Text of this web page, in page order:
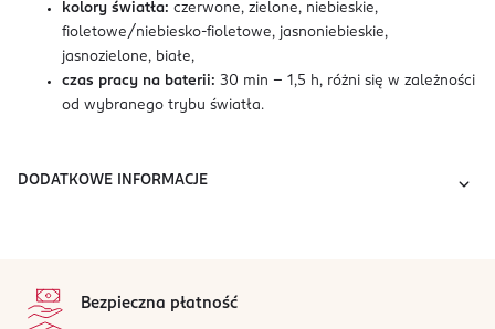
kolory światła: czerwone, zielone, niebieskie,
fioletowe/niebiesko-fioletowe, jasnoniebieskie,
jasnozielone, białe,
czas pracy na baterii: 30 min - 1,5 h, różni się w zależności
od wybranego trybu światła.
DODATKOWE INFORMACJE
Bezpieczna płatność